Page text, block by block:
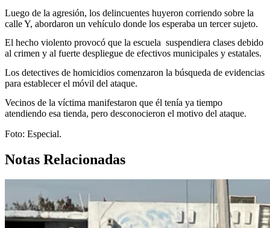
Luego de la agresión, los delincuentes huyeron corriendo sobre la
calle Y, abordaron un vehículo donde los esperaba un tercer sujeto.
El hecho violento provocó que la escuela suspendiera clases debido
al crimen y al fuerte despliegue de efectivos municipales y estatales.
Los detectives de homicidios comenzaron la búsqueda de evidencias
para establecer el móvil del ataque.
Vecinos de la víctima manifestaron que él tenía ya tiempo
atendiendo esa tienda, pero desconocieron el motivo del ataque.
Foto: Especial.
Notas Relacionadas